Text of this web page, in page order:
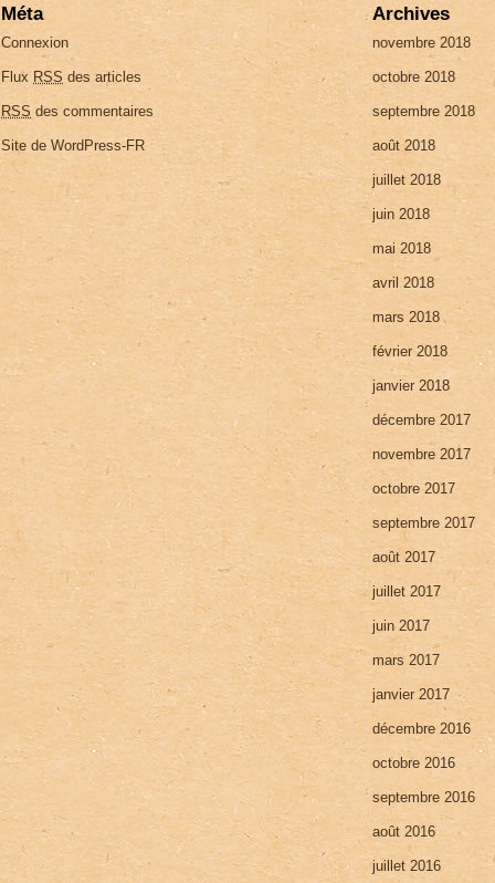
Méta
Connexion
Flux RSS des articles
RSS des commentaires
Site de WordPress-FR
Archives
novembre 2018
octobre 2018
septembre 2018
août 2018
juillet 2018
juin 2018
mai 2018
avril 2018
mars 2018
février 2018
janvier 2018
décembre 2017
novembre 2017
octobre 2017
septembre 2017
août 2017
juillet 2017
juin 2017
mars 2017
janvier 2017
décembre 2016
octobre 2016
septembre 2016
août 2016
juillet 2016